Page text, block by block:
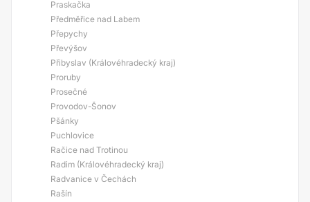
Praskačka
Předměřice nad Labem
Přepychy
Převýšov
Přibyslav (Královéhradecký kraj)
Proruby
Prosečné
Provodov-Šonov
Pšánky
Puchlovice
Račice nad Trotinou
Radim (Královéhradecký kraj)
Radvanice v Čechách
Rašín